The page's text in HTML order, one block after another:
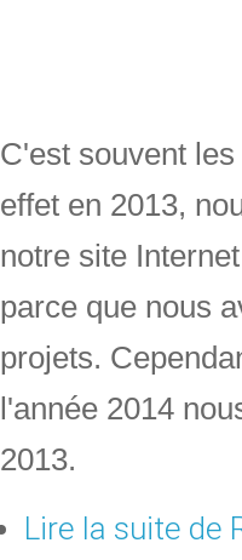
C'est souvent
effet en 2013,
notre site
parce que nous
projets.
l'année 2014
2013.
Lire la suite de